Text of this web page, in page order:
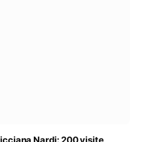
Nardi: 200 visite